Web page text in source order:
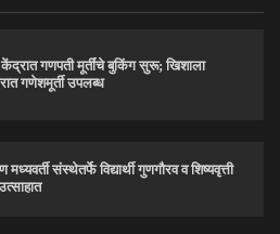
केंद्रात गणपती मूर्तींचे बुकिंग सुरू; खिशाला
गणेशमूर्ती उपलब्ध
संस्थेतर्फे विद्यार्थी गुणगौरव व शिष्यवृत्ती